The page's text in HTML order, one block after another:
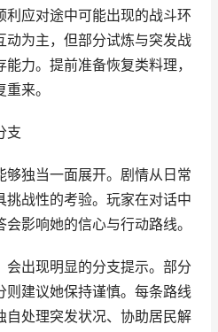
应对途中可能出现的战斗环
动为主，但部分试炼与突发战
力。提前准备恢复类料理，
来。
支
独当一面展开。剧情从日常
战性的考验。玩家在对话中
影响她的信心与行动路线。
会出现明显的分支提示。部分
则建议她保持谨慎。每条路线
自处理突发状况、协助居民解